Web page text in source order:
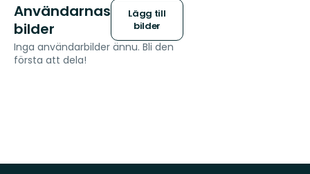
Användarnas
bilder
Lägg till
bilder
Inga användarbilder ännu. Bli den
första att dela!